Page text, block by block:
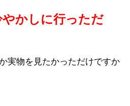
かしに行っただ
実物を見たかっただけですか